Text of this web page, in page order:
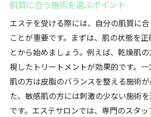
肌質に合う施術を選ぶポイント
エステを受ける際には、自分の肌質に
ことが重要です。まずは、肌の状態を
とから始めましょう。例えば、乾燥肌
視したトリートメントが効果的です。一
肌の方は皮脂のバランスを整える施術が
た、敏感肌の方には刺激の少ない施術
です。エステサロンでは、専門のスタ